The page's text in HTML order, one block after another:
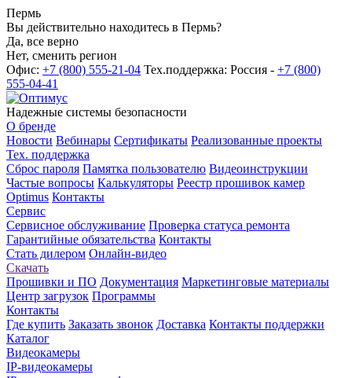
Пермь
Вы действительно находитесь в Пермь?
Да, все верно
Нет, сменить регион
Офис: +7 (800) 555-21-04 Тех.поддержка: Россия - +7 (800)
555-04-41
Надежные системы безопасности
О бренде
Новости Вебинары Сертификаты Реализованные проекты
Тех. поддержка
Сброс пароля Памятка пользователю Видеоинструкции
Частые вопросы Калькуляторы Реестр прошивок камер
Optimus Контакты
Сервис
Сервисное обслуживание Проверка статуса ремонта
Гарантийные обязательства Контакты
Стать дилером Онлайн-видео
Скачать
Прошивки и ПО Документация Маркетинговые материалы
Центр загрузок Программы
Контакты
Где купить Заказать звонок Доставка Контакты поддержки
Каталог
Видеокамеры
IP-видеокамеры